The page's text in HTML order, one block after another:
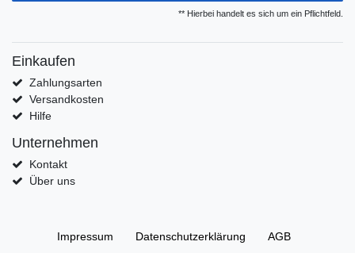
** Hierbei handelt es sich um ein Pflichtfeld.
Einkaufen
Zahlungsarten
Versandkosten
Hilfe
Unternehmen
Kontakt
Über uns
Impressum Daten­schutz­erklärung AGB